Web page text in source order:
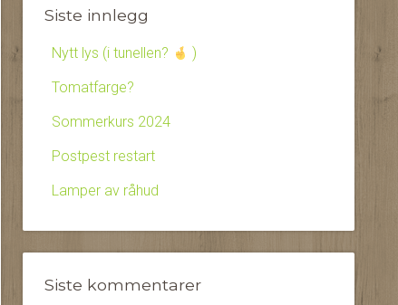
Siste innlegg
Nytt lys (i tunellen?
)
Tomatfarge?
Sommerkurs 2024
Postpest restart
Lamper av råhud
Siste kommentarer